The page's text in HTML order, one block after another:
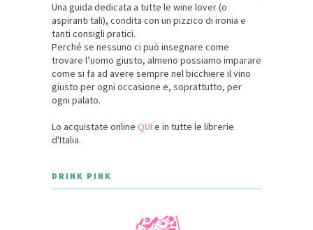
Una guida dedicata a tutte le wine lover (o
aspiranti tali), condita con un pizzico di ironia e
tanti consigli pratici.
Perché se nessuno ci può insegnare come
trovare l’uomo giusto, almeno possiamo imparare
come si fa ad avere sempre nel bicchiere il vino
giusto per ogni occasione e, soprattutto, per
ogni palato.
Lo acquistate online QUI e in tutte le librerie
d'Italia.
DRINK PINK